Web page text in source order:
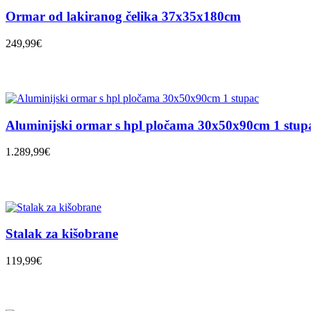
Ormar od lakiranog čelika 37x35x180cm
249,99€
Aluminijski ormar s hpl pločama 30x50x90cm 1
1.289,99€
Stalak za kišobrane
119,99€